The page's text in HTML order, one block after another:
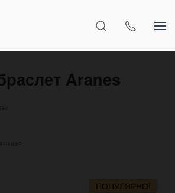
Aranes
ПОПУЛЯРНО!